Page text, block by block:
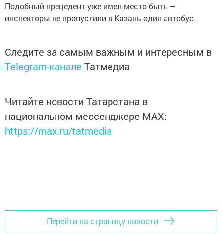
Подобный прецедент уже имел место быть –
инспекторы не пропустили в Казань один автобус.
Следите за самым важным и интересным в
Telegram-канале Татмедиа
Читайте новости Татарстана в
национальном мессенджере MАХ:
https://max.ru/tatmedia
Перейти на страницу новости